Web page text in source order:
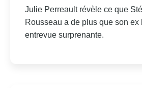
Julie Perreault révèle ce que
Rousseau a de plus que son ex
entrevue surprenante.